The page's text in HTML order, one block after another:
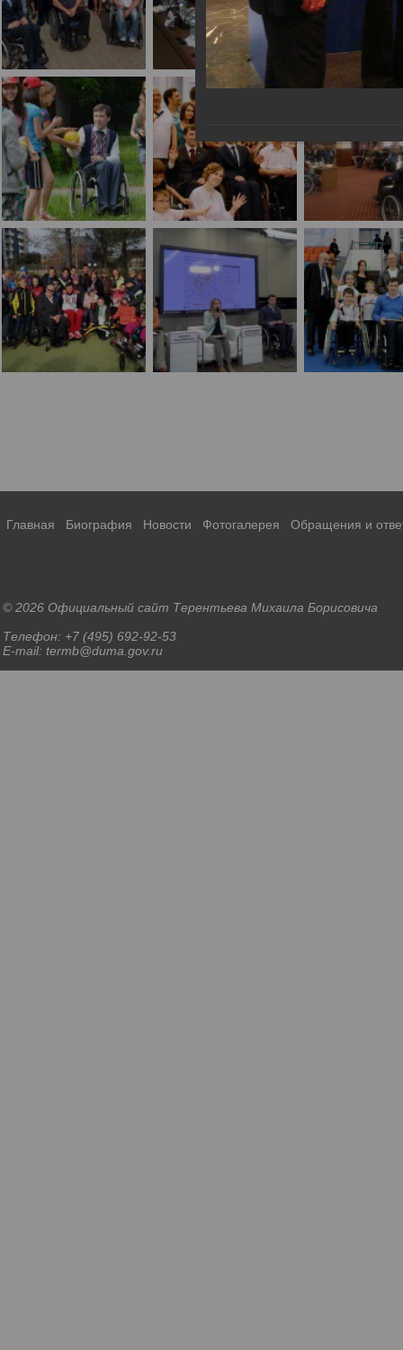
Главная Биография Новости Фотогалерея Обращения и
© 2026 Официальный сайт Терентьева Михаила Борисовича
Телефон: +7 (495) 692-92-53
E-mail: termb@duma.gov.ru